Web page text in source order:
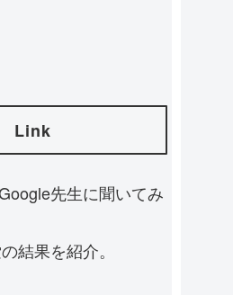
Link
先生に聞いてみ
結果を紹介。